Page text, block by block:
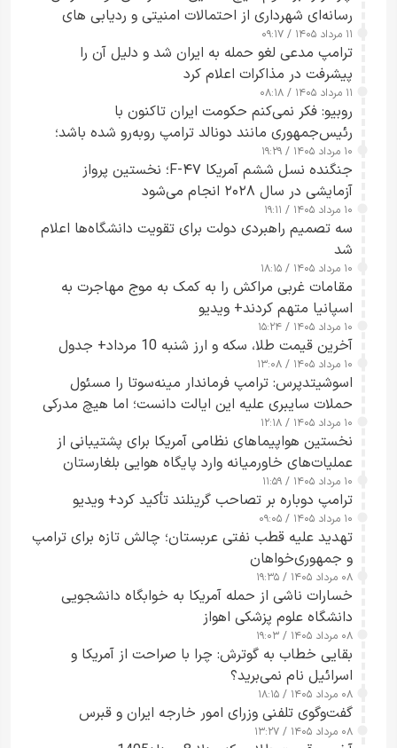
رسانه‌ای شهرداری از احتمالات امنیتی و ردیابی های
جاسوسی گفت
۱۱ مرداد ۱۴۰۵ / ۰۹:۱۷
ترامپ مدعی لغو حمله به ایران شد و دلیل آن را
پیشرفت در مذاکرات اعلام کرد
۱۱ مرداد ۱۴۰۵ / ۰۸:۱۸
روبیو: فکر نمی‌کنم حکومت ایران تاکنون با
رئیس‌جمهوری مانند دونالد ترامپ روبه‌رو شده باشد؛
کسی که واقعاً دست به اقدام می‌زند
۱۰ مرداد ۱۴۰۵ / ۱۹:۲۹
جنگنده نسل ششم آمریکا F-۴۷؛ نخستین پرواز
آزمایشی در سال ۲۰۲۸ انجام می‌شود
۱۰ مرداد ۱۴۰۵ / ۱۹:۱۱
سه تصمیم راهبردی دولت برای تقویت دانشگاه‌ها اعلام
شد
۱۰ مرداد ۱۴۰۵ / ۱۸:۱۵
مقامات غربی مراکش را به کمک به موج مهاجرت به
اسپانیا متهم کردند+ ویدیو
۱۰ مرداد ۱۴۰۵ / ۱۵:۲۴
آخرین قیمت طلا، سکه و ارز شنبه 10 مرداد+ جدول
۱۰ مرداد ۱۴۰۵ / ۱۳:۰۸
اسوشیتدپرس: ترامپ فرماندار مینه‌سوتا را مسئول
حملات سایبری علیه این ایالت دانست؛ اما هیچ مدرکی
ارائه نکرد
۱۰ مرداد ۱۴۰۵ / ۱۲:۱۸
نخستین هواپیماهای نظامی آمریکا برای پشتیبانی از
عملیات‌های خاورمیانه وارد پایگاه هوایی بلغارستان
شدند
۱۰ مرداد ۱۴۰۵ / ۱۱:۵۹
ترامپ دوباره بر تصاحب گرینلند تأکید کرد+ ویدیو
۱۰ مرداد ۱۴۰۵ / ۰۹:۰۵
تهدید علیه قطب نفتی عربستان؛ چالش تازه برای ترامپ
و جمهوری‌خواهان
۰۸ مرداد ۱۴۰۵ / ۱۹:۳۵
خسارات ناشی از حمله آمریکا به خوابگاه دانشجویی
دانشگاه علوم پزشکی اهواز
۰۸ مرداد ۱۴۰۵ / ۱۹:۰۳
بقایی خطاب به گوترش: چرا با صراحت از آمریکا و
اسرائیل نام نمی‌برید؟
۰۸ مرداد ۱۴۰۵ / ۱۸:۱۵
گفت‌وگوی تلفنی وزرای امور خارجه ایران و قبرس
۰۸ مرداد ۱۴۰۵ / ۱۳:۲۷